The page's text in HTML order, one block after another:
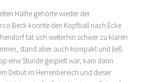
Hälfte gehörte wieder der
Beck konnte den Kopfball nach Ecke
tat sich weiterhin schwer zu klaren
stand aber auch kompakt und ließ
eine Stunde gespielt war, kam dann
Debüt im Herrenbereich und dieser